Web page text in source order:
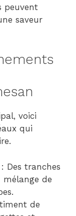
peuvent
saveur
voici
qui
: Des tranches
mélange de
de